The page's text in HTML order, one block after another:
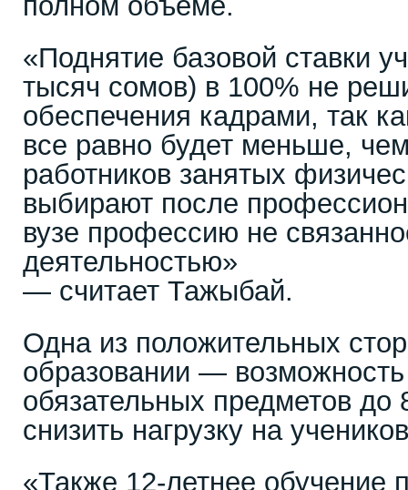
«Поднятие базовой ставки
тысяч сомов) в 100% не
обеспечения кадрами, так
все равно будет меньше,
работников занятых
выбирают после
вузе профессию не
деятельностью»
— считает Тажыбай.
Одна из положительных
образовании — возможность
обязательных предметов до
снизить нагрузку на
«Также 12-летнее обучение